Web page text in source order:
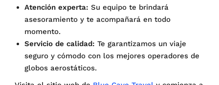
Atención experta: Su equipo te brindará
asesoramiento y te acompañará en todo
momento.
Servicio de calidad: Te garantizamos un viaje
seguro y cómodo con los mejores operadores de
globos aerostáticos.